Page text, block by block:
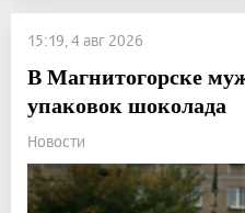
15:19, 4 авг 2026
В Магнитогорске
упаковок шоколада
Новости